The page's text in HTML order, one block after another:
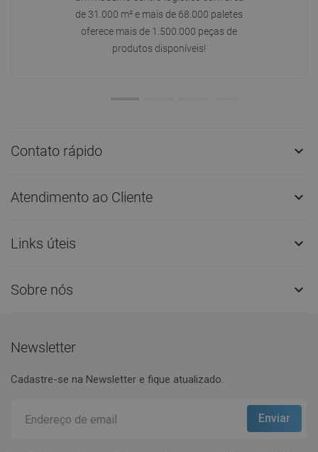
de 31.000 m² e mais de 68.000 paletes
oferece mais de 1.500.000 peças de
produtos disponíveis!
Contato rápido 
Atendimento ao Cliente 
Links úteis 
Sobre nós 
Newsletter
Cadastre-se na Newsletter e fique atualizado.